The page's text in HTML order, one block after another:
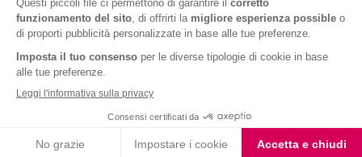
Nutrition & Sante' Italia Spa